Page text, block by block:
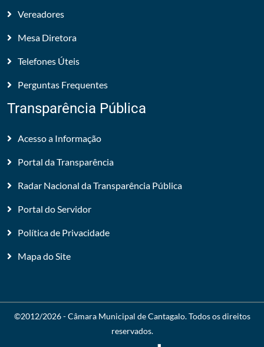
Vereadores
Mesa Diretora
Telefones Úteis
Perguntas Frequentes
Transparência Pública
Acesso a Informação
Portal da Transparência
Radar Nacional da Transparência Pública
Portal do Servidor
Política de Privacidade
Mapa do Site
©2012/2026 -Câmara Municipal de Cantagalo. Todos os direitos
reservados.